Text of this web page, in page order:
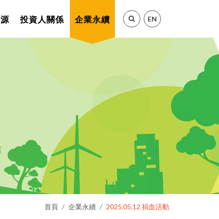
投資人關係 企業永續 EN
首頁 企業永續 2025.05.12 捐血活動